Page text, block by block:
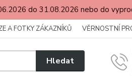
do 31.08.2026 nebo do
A FOTKY ZÁKAZNÍKŮ VĚRNOSTNÍ
Hledat